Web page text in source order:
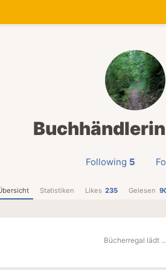
Buchhändlerin
Following 5
Statistiken Likes 235 Gelesen
Bücherregal lädt …